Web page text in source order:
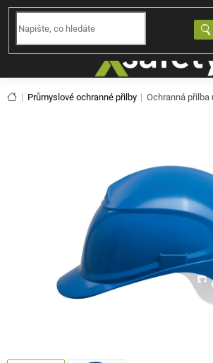
Přejít
obsah
Domů
Průmyslové ochranné přilby